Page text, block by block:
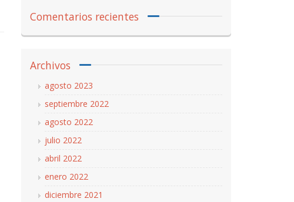
Comentarios recientes
Archivos
agosto 2023
septiembre 2022
agosto 2022
julio 2022
abril 2022
enero 2022
diciembre 2021